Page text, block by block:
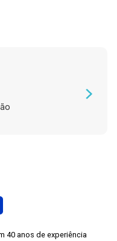
40 anos de experiência